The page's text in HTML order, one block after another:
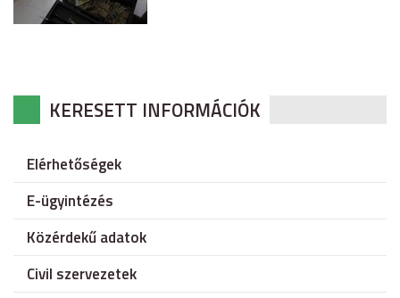
KERESETT INFORMÁCIÓK
Elérhetőségek
E-ügyintézés
Közérdekű adatok
Civil szervezetek